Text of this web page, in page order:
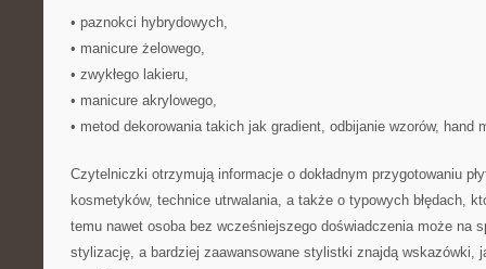
• paznokci hybrydowych,
• manicure żelowego,
• zwykłego lakieru,
• manicure akrylowego,
• metod dekorowania takich jak gradient, odbijanie wzorów, hand
Czytelniczki otrzymują informacje o dokładnym przygotowaniu
kosmetyków, technice utrwalania, a także o typowych błędach,
temu nawet osoba bez wcześniejszego doświadczenia może na
stylizację, a bardziej zaawansowane stylistki znajdą wskazówki,